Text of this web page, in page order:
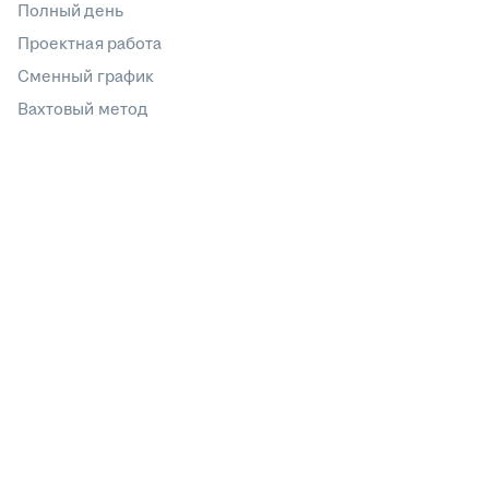
Полный день
Проектная работа
Сменный график
Вахтовый метод